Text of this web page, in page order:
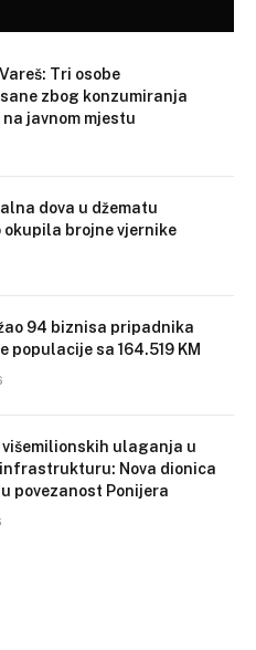
Tri osobe
zbog konzumiranja
javnom mjestu
dova u džematu
okupila brojne vjernike
94 biznisa pripadnika
populacije sa 164.519 KM
višemilionskih ulaganja u
Nova dionica
povezanost Ponijera